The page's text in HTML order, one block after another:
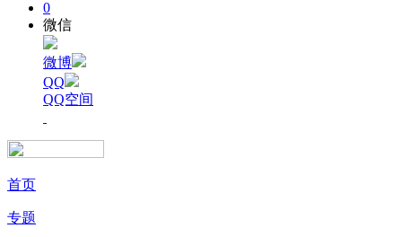
0
微信
微博
QQ
QQ空间
首页
专题